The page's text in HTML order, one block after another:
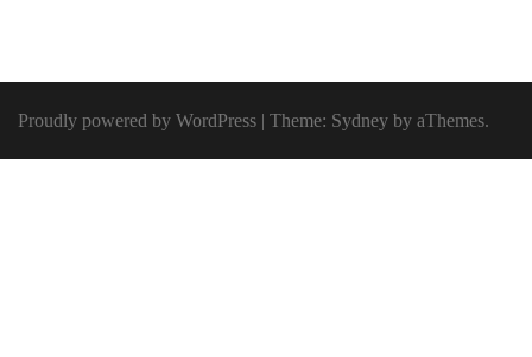
Proudly powered by WordPress | Theme: Sydney by aThemes.